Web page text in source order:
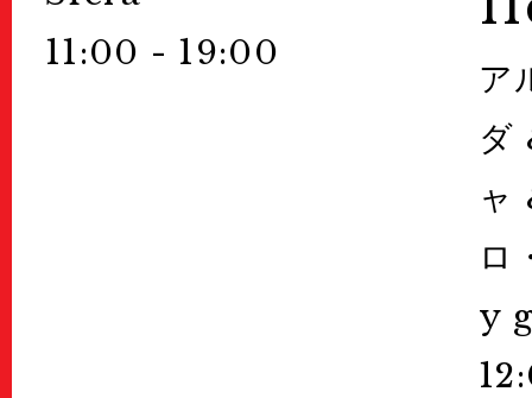
11:00 - 19:00
ア
ダ
ャ
ロ
y